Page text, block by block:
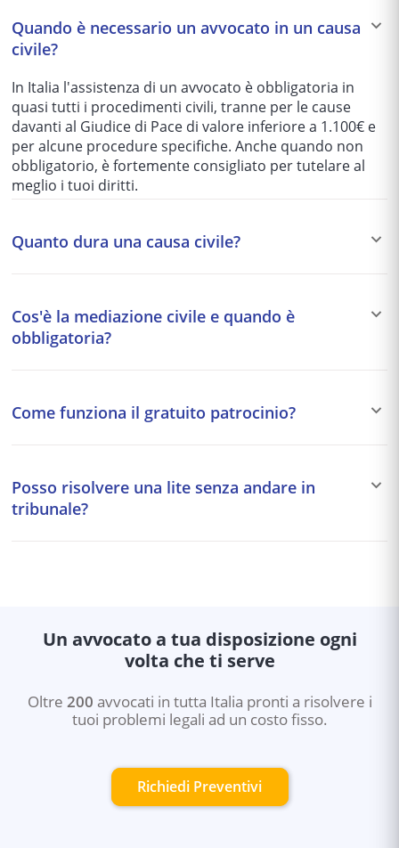
Quando è necessario un avvocato in un causa
civile?
In Italia l'assistenza di un avvocato è obbligatoria in
quasi tutti i procedimenti civili, tranne per le cause
davanti al Giudice di Pace di valore inferiore a 1.100€ e
per alcune procedure specifiche. Anche quando non
obbligatorio, è fortemente consigliato per tutelare al
meglio i tuoi diritti.
Quanto dura una causa civile?
semplici fino a 5-10 anni per quelle più articolate. Per
questo motivo si preferisce spesso una soluzione
Cos'è la mediazione civile e quando è
obbligatoria?
come condizione di procedibilità per alcune materie:
Come funziona il gratuito patrocinio?
11.746,68€ (soglia aggiornata ogni 2 anni). Copre sia le
cause civili che penali e amministrative. La domanda va
Posso risolvere una lite senza andare in
tribunale?
Un avvocato a tua disposizione ogni
volta che ti serve
Oltre 200 avvocati in tutta Italia pronti a risolvere i
tuoi problemi legali ad un costo fisso.
Richiedi Preventivi